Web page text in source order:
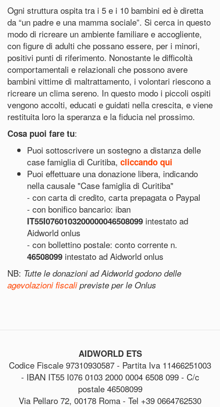
Ogni struttura ospita tra i 5 e i 10 bambini ed è diretta
da “un padre e una mamma sociale”. Si cerca in questo
modo di ricreare un ambiente familiare e accogliente,
con figure di adulti che possano essere, per i minori,
positivi punti di riferimento. Nonostante le difficoltà
comportamentali e relazionali che possono avere
bambini vittime di maltrattamento, i volontari riescono a
ricreare un clima sereno. In questo modo i piccoli ospiti
vengono accolti, educati e guidati nella crescita, e viene
restituita loro la speranza e la fiducia nel prossimo.
Cosa puoi fare tu:
Puoi sottoscrivere un sostegno a distanza delle
case famiglia di Curitiba, cliccando qui
Puoi effettuare una donazione libera, indicando
nella causale "Case famiglia di Curitiba"
- con carta di credito, carta prepagata o Paypal
- con bonifico bancario: iban
IT55I0760103200000046508099 intestato ad
Aidworld onlus
- con bollettino postale: conto corrente n.
46508099 intestato ad Aidworld onlus
NB: Tutte le donazioni ad Aidworld godono delle
agevolazioni fiscalipreviste per le Onlus
AIDWORLD ETS
Codice Fiscale 97310930587 - Partita Iva 11466251003
- IBAN IT55 I076 0103 2000 0004 6508 099 - C/c
postale 46508099
Via Pellaro 72, 00178 Roma - Tel +39 0664762530